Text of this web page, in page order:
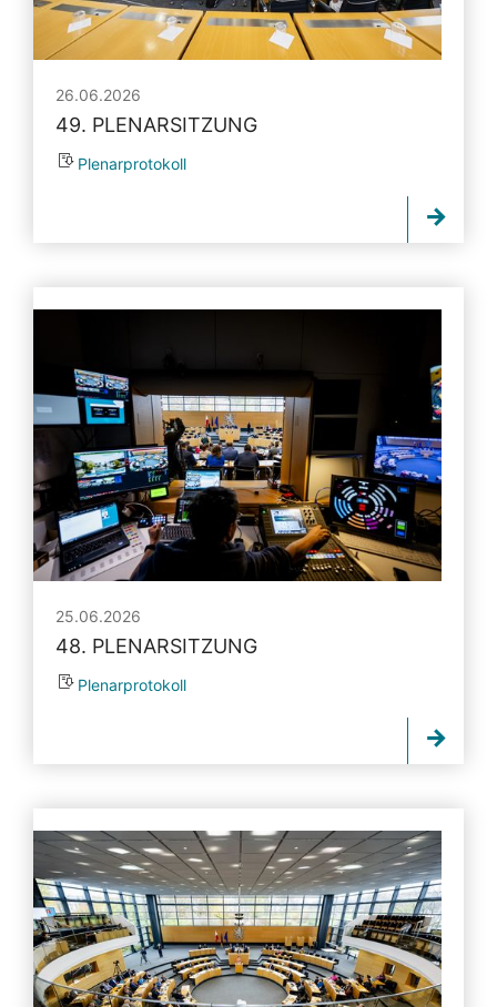
26.06.2026
49. PLENARSITZUNG
Plenarprotokoll
25.06.2026
48. PLENARSITZUNG
Plenarprotokoll